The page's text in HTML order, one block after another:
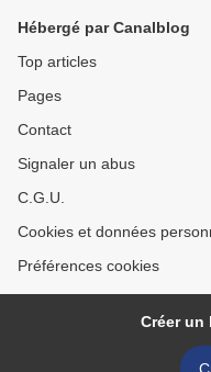
Hébergé par Canalblog
Top articles
Pages
Contact
Signaler un abus
C.G.U.
Cookies et données
Préférences cookies
Créer un